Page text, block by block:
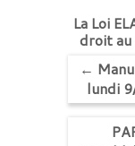
La Loi
droit au
←
lundi